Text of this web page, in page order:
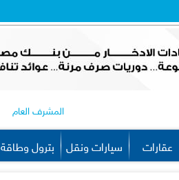
المشرف العام
عقارات سيارات ونقل بترول وطاقة